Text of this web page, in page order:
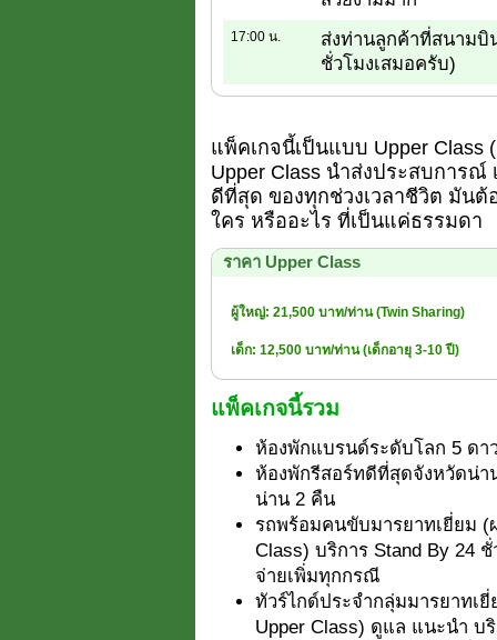
17:00 น.
ส่งท่านลูกค้าที่สนามบิ
ชั่วโมงเสมอครับ)
แพ็คเกจนี้เป็นแบบ Upper Class
Upper Class นำส่งประสบการณ์
ดีที่สุด ของทุกช่วงเวลาชีวิต มันต้
ใคร หรืออะไร ที่เป็นแค่ธรรมดา
ราคา Upper Class
ผู้ใหญ่: 21,500 บาท/ท่าน (Twin Sharing)
เด็ก: 12,500 บาท/ท่าน (เด็กอายุ 3-10 ปี)
แพ็คเกจนี้รวม
ห้องพักแบรนด์ระดับโลก 5 ดา
ห้องพักรีสอร์ทดีที่สุดจังหวัดน่า
น่าน 2 คืน
รถพร้อมคนขับมารยาทเยี่ยม (
Class) บริการ Stand By 24
จ่ายเพิ่มทุกกรณี
ทัวร์ไกด์ประจำกลุ่มมารยาทเ
Upper Class) ดูแล แนะนำ บ